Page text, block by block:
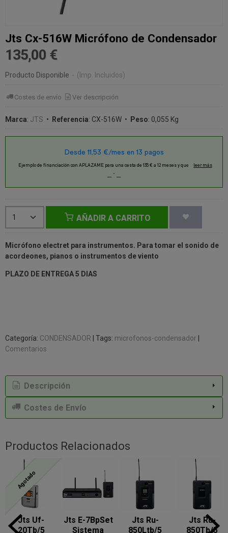
Jts Cx-516W Micrófono de Condensador
135,00 €
Producto Disponible - (Imp. Incluidos)
Costes de envío Ver descripción
Marca: JTS • Referencia: CX-516W • Peso: 0,055 Kg
AÑADIR A CARRITO
Micrófono electret para instrumentos. Para tomar el sonido de
acordeones, pianos o instrumentos de viento
PLAZO DE ENTREGA 5 DIAS
Categoría: CONDENSADOR Tags: microfonos-condensador
Comentarios
Descripción
Costes de Envío
Productos Relacionados
Agotado
Jts Uf-
20Tb/5
Jts E-7BpSet
Sistema
Jts Ru-
850Ltb/5
Jts Ru-
850Tb/5